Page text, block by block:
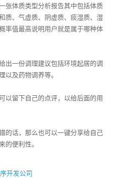
张体质类型分析报告其中包括体质
质、气虚质、阴虚质、痰湿质、湿
率值最高说明用户就是属于哪种体
出一份调理建议包括环境起居的调
以及药物调养等。
以留下自己的点评，以给后面的用
的话，那么也可以一键分享给自己
的便利性。
开发公司